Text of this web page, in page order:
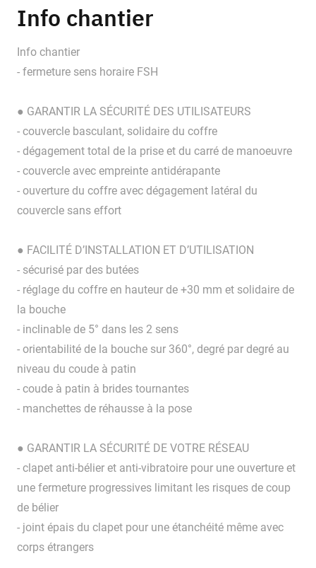
Info chantier
Info chantier
- fermeture sens horaire FSH
● GARANTIR LA SÉCURITÉ DES UTILISATEURS
- couvercle basculant, solidaire du coffre
- dégagement total de la prise et du carré de manoeuvre
- couvercle avec empreinte antidérapante
- ouverture du coffre avec dégagement latéral du
couvercle sans effort
● FACILITÉ D’INSTALLATION ET D’UTILISATION
- sécurisé par des butées
- réglage du coffre en hauteur de +30 mm et solidaire de
la bouche
- inclinable de 5° dans les 2 sens
- orientabilité de la bouche sur 360°, degré par degré au
niveau du coude à patin
- coude à patin à brides tournantes
- manchettes de réhausse à la pose
● GARANTIR LA SÉCURITÉ DE VOTRE RÉSEAU
- clapet anti-bélier et anti-vibratoire pour une ouverture et
une fermeture progressives limitant les risques de coup
de bélier
- joint épais du clapet pour une étanchéité même avec
corps étrangers